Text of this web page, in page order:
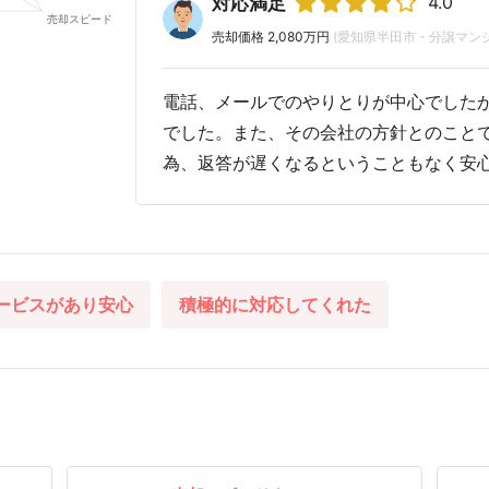
売却価格 2,080万円 (愛知県半田市・分譲マン
電話、メールでのやりとりが中心でした
でした。また、その会社の方針とのこと
為、返答が遅くなるということもなく安
ビスがあり安心 積極的に対応してくれた